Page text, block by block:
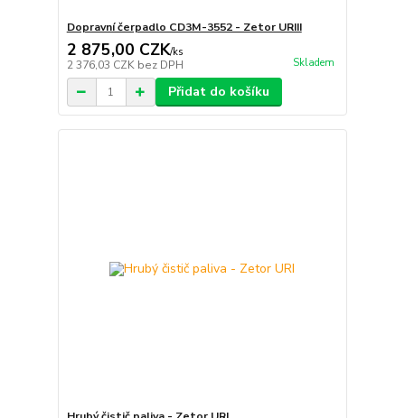
Dopravní čerpadlo CD3M-3552 - Zetor URIII
2 875,00 CZK/ks
2 376,03 CZK bez DPH Skladem
Přidat do košíku